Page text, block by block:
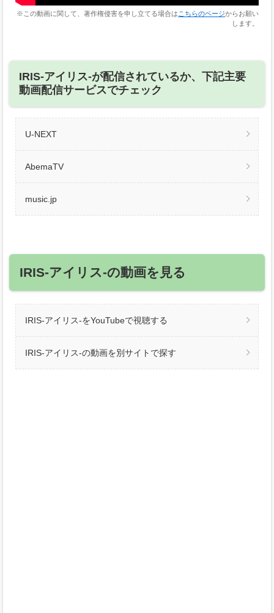
※この動画に関して、著作権侵害を申し立てる場合は こちらのページからお願い
します。
IRIS-アイリス-が配信されているか、下記主要
動画配信サービスでチェック
U-NEXT
AbemaTV
music.jp
IRIS-アイリス-の動画を見る
IRIS-アイリス-をYouTubeで視聴する
IRIS-アイリス-の動画を別サイトで探す